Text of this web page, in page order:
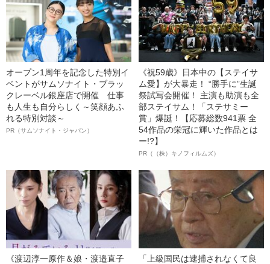
オープン1周年を記念した特別イ
ベントがサムソナイト・ブラッ
クレーベル銀座店で開催 仕事
も人生も自分らしく～笑顔あふ
れる特別対談～
PR（サムソナイト・ジャパン）
《祝59歳》日本中の【ステイサ
ム愛】が大暴走！ “勝手に”生誕
祭試写会開催！ 主演も助演も全
部ステイサム！「ステサミー
賞」爆誕！【応募総数941票 全
54作品の栄冠に輝いた作品とは
ー!?】
PR（（株）キノフィルムズ）
《渡辺淳一原作＆娘・渡邉直子
「上級国民は逮捕されなくて良